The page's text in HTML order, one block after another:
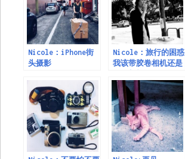
Nicole：iPhone街
头摄影
Nicole：旅行的困惑
我该带胶卷相机还是